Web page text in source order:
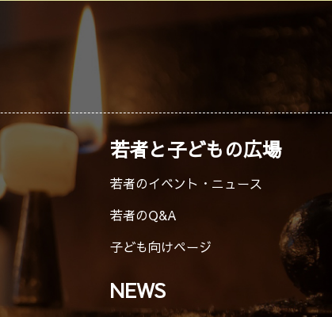
若者と子どもの広場
若者のイベント・ニュース
若者のQ&A
子ども向けページ
NEWS